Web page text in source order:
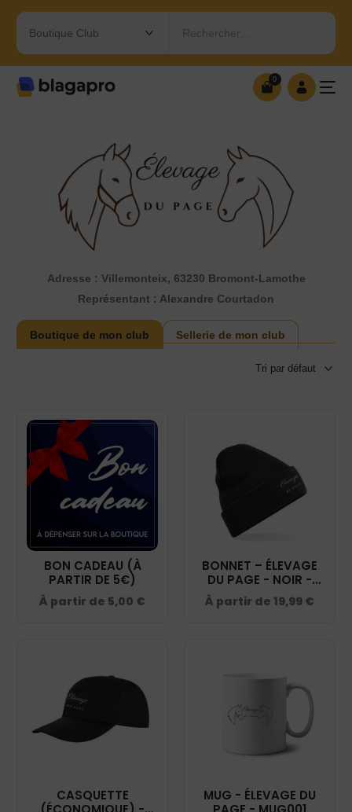
Rechercher…
0
Adresse : Villemonteix, 63230 Bromont-Lamothe
Représentant : Alexandre Courtadon
Boutique de mon club Sellerie de mon club
BON CADEAU (À
PARTIR DE 5€)
À partir de 5,00 €
BONNET – ÉLEVAGE
DU PAGE - NOIR -
BF045
À partir de 19,99 €
CASQUETTE
MUG - ÉLEVAGE DU